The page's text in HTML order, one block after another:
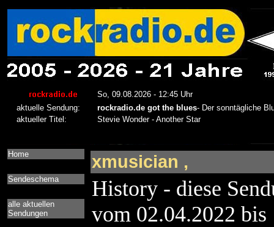
Home
Sendeschema
alle aktuellen
Sendungen
xmusician ,
History - diese
vom 02.04.2022 bis